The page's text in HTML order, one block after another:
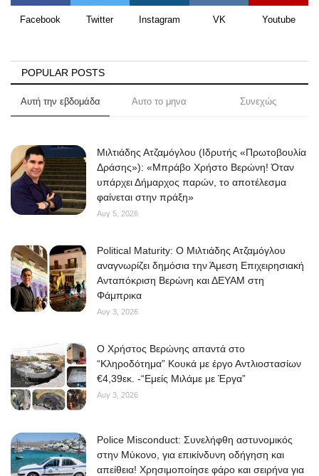
In Pictures
Aegean Islands
Cost Of Living Crisis
Opinion + Analysis
L’Art des Sens
All News
Local Elections 2023
About
Elections 2023
Ελληνικά English
Facebook Twitter Instagram VK Youtube
POPULAR POSTS
Αυτή την εβδομάδα Αυτο το μηνα Συνεχώς
Μιλτιάδης Ατζαμόγλου (Ιδρυτής «Πρωτοβουλία
Δράσης»): «Μπράβο Χρήστο Βερώνη! Όταν
υπάρχει Δήμαρχος παρών, το αποτέλεσμα
φαίνεται στην πράξη»
Αυγ 5, 2026
Political Maturity: Ο Μιλτιάδης Ατζαμόγλου
αναγνωρίζει δημόσια την Άμεση Επιχειρησιακή
Ανταπόκριση Βερώνη και ΔΕΥΑΜ στη
Φάμπρικα
Αυγ 3, 2026
O Χρήστος Βερώνης απαντά στο
“Κληροδότημα” Κουκά με έργο Αντλιοστασίων
€4,39εκ. -“Εμείς Μιλάμε με Έργα”
Αυγ 3, 2026
Police Misconduct: Συνελήφθη αστυνομικός
στην Μύκονο, για επικίνδυνη οδήγηση και
απείθεια! Χρησιμοποίησε φάρο και σειρήνα για